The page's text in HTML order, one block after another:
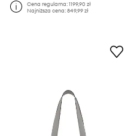
Cena regularna:1199,90 zł
Najniższa cena:849,99 zł